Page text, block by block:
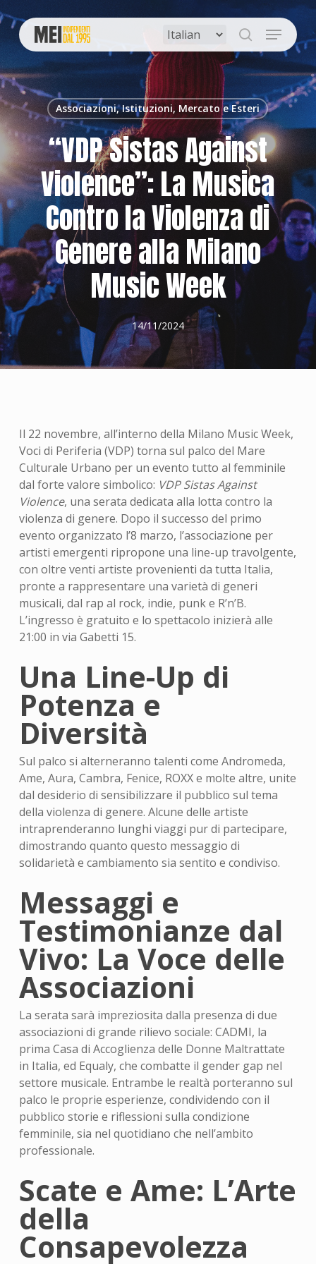
Skip
to
main
search
Menu
Associazioni, Istituzioni, Mercato e Esteri
“VDP Sistas Against
Violence”: La Musica
Contro la Violenza di
Genere alla Milano
Music Week
14/11/2024
Il 22 novembre, all’interno della Milano Music Week,
Voci di Periferia (VDP) torna sul palco del Mare
Culturale Urbano per un evento tutto al femminile
dal forte valore simbolico: VDP Sistas Against
Violence, una serata dedicata alla lotta contro la
violenza di genere. Dopo il successo del primo
evento organizzato l’8 marzo, l’associazione per
artisti emergenti ripropone una line-up travolgente,
con oltre venti artiste provenienti da tutta Italia,
pronte a rappresentare una varietà di generi
musicali, dal rap al rock, indie, punk e R’n’B.
L’ingresso è gratuito e lo spettacolo inizierà alle
21:00 in via Gabetti 15.
Una Line-Up di
Potenza e
Diversità
Sul palco si alterneranno talenti come Andromeda,
Ame, Aura, Cambra, Fenice, ROXX e molte altre, unite
dal desiderio di sensibilizzare il pubblico sul tema
della violenza di genere. Alcune delle artiste
intraprenderanno lunghi viaggi pur di partecipare,
dimostrando quanto questo messaggio di
solidarietà e cambiamento sia sentito e condiviso.
Messaggi e
Testimonianze dal
Vivo: La Voce delle
Associazioni
La serata sarà impreziosita dalla presenza di due
associazioni di grande rilievo sociale: CADMI, la
prima Casa di Accoglienza delle Donne Maltrattate
in Italia, ed Equaly, che combatte il gender gap nel
settore musicale. Entrambe le realtà porteranno sul
palco le proprie esperienze, condividendo con il
pubblico storie e riflessioni sulla condizione
femminile, sia nel quotidiano che nell’ambito
professionale.
Scate e Ame: L’Arte
della
Consapevolezza